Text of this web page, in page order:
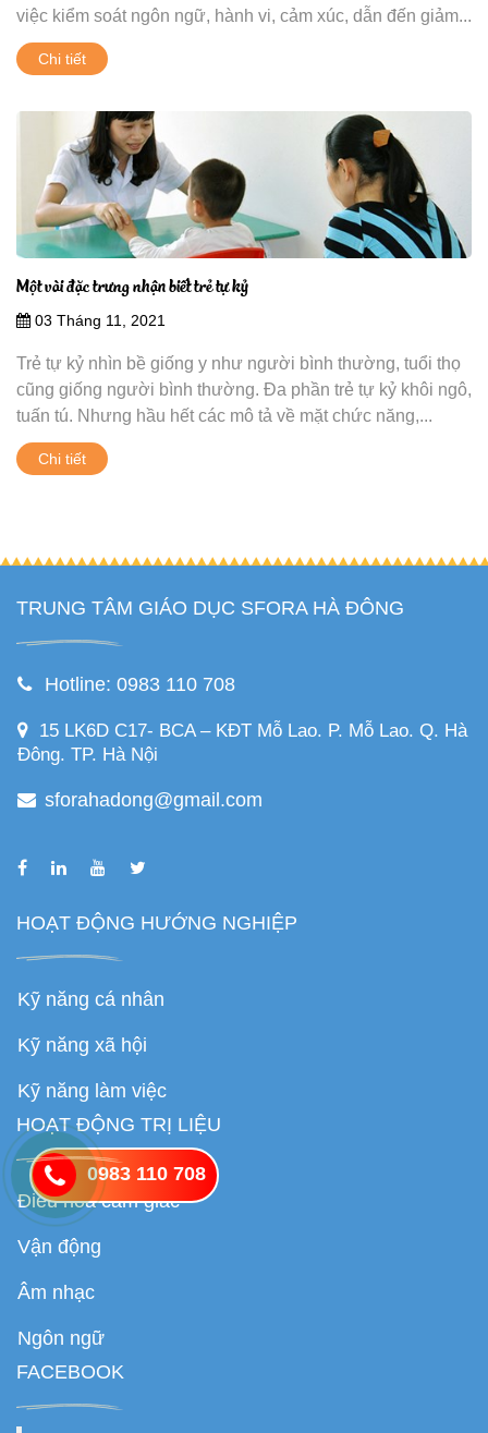
việc kiểm soát ngôn ngữ, hành vi, cảm xúc, dẫn đến giảm...
Chi tiết
Một vài đặc trưng nhận biết trẻ tự kỷ
03 Tháng 11, 2021
Trẻ tự kỷ nhìn bề giống y như người bình thường, tuổi thọ
cũng giống người bình thường. Đa phần trẻ tự kỷ khôi ngô,
tuấn tú. Nhưng hầu hết các mô tả về mặt chức năng,...
Chi tiết
TRUNG TÂM GIÁO DỤC SFORA HÀ ĐÔNG
Hotline: 0983 110 708
15 LK6D C17- BCA – KĐT Mỗ Lao. P. Mỗ Lao. Q. Hà
Đông. TP. Hà Nội
sforahadong@gmail.com
HOẠT ĐỘNG HƯỚNG NGHIỆP
Kỹ năng cá nhân
Kỹ năng xã hội
Kỹ năng làm việc
HOẠT ĐỘNG TRỊ LIỆU
Điều hòa cảm giác
Vận động
Âm nhạc
Ngôn ngữ
FACEBOOK
0983 110 708